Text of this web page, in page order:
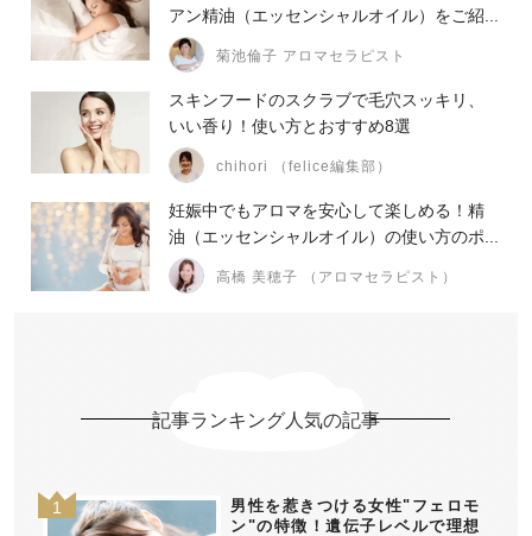
アン精油（エッセンシャルオイル）をご紹...
菊池倫子 アロマセラピスト
スキンフードのスクラブで毛穴スッキリ、
いい香り！使い方とおすすめ8選
chihori （felice編集部）
妊娠中でもアロマを安心して楽しめる！精
油（エッセンシャルオイル）の使い方のポ...
高橋 美穂子 （アロマセラピスト）
記事ランキング人気の記事
男性を惹きつける女性"フェロモ
ン"の特徴！遺伝子レベルで理想